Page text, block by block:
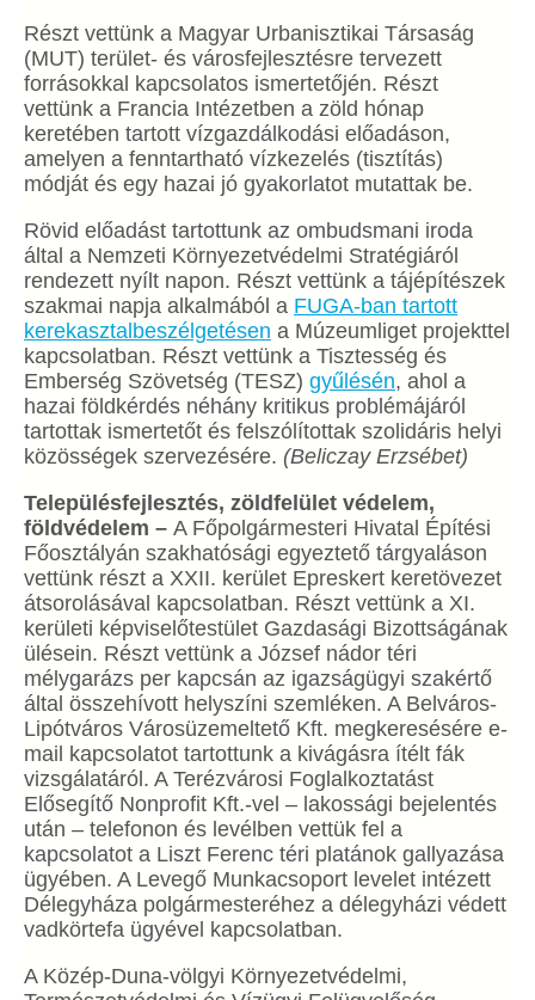
Részt vettünk a Magyar Urbanisztikai Társaság
(MUT) terület- és városfejlesztésre tervezett
forrásokkal kapcsolatos ismertetőjén. Részt
vettünk a Francia Intézetben a zöld hónap
keretében tartott vízgazdálkodási előadáson,
amelyen a fenntartható vízkezelés (tisztítás)
módját és egy hazai jó gyakorlatot mutattak be.
Rövid előadást tartottunk az ombudsmani iroda
által a Nemzeti Környezetvédelmi Stratégiáról
rendezett nyílt napon. Részt vettünk a tájépítészek
szakmai napja alkalmából a FUGA-ban tartott
kerekasztalbeszélgetésen a Múzeumliget projekttel
kapcsolatban. Részt vettünk a Tisztesség és
Emberség Szövetség (TESZ) gyűlésén, ahol a
hazai földkérdés néhány kritikus problémájáról
tartottak ismertetőt és felszólítottak szolidáris helyi
közösségek szervezésére. (Beliczay Erzsébet)
Településfejlesztés, zöldfelület védelem,
földvédelem – A Főpolgármesteri Hivatal Építési
Főosztályán szakhatósági egyeztető tárgyaláson
vettünk részt a XXII. kerület Epreskert keretövezet
átsorolásával kapcsolatban. Részt vettünk a XI.
kerületi képviselőtestület Gazdasági Bizottságának
ülésein. Részt vettünk a József nádor téri
mélygarázs per kapcsán az igazságügyi szakértő
által összehívott helyszíni szemléken. A Belváros-
Lipótváros Városüzemeltető Kft. megkeresésére e-
mail kapcsolatot tartottunk a kivágásra ítélt fák
vizsgálatáról. A Terézvárosi Foglalkoztatást
Elősegítő Nonprofit Kft.-vel – lakossági bejelentés
után – telefonon és levélben vettük fel a
kapcsolatot a Liszt Ferenc téri platánok gallyazása
ügyében. A Levegő Munkacsoport levelet intézett
Délegyháza polgármesteréhez a délegyházi védett
vadkörtefa ügyével kapcsolatban.
A Közép-Duna-völgyi Környezetvédelmi,